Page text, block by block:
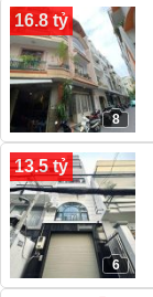
16.8 tỷ
8
13.5 tỷ
6